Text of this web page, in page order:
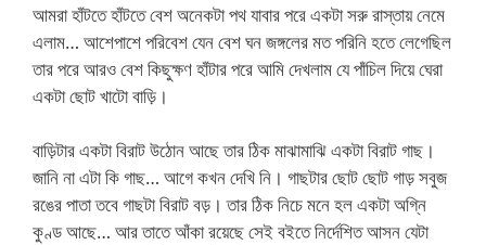
আমরা হাঁটতে হাঁটতে বেশ অনেকটা পথ যাবার পরে একটা সরু রাস্তায় নেমে
এলাম… আশেপাশে পরিবেশ যেন বেশ ঘন জঙ্গলের মত পরিনি হতে লেগেছিল
তার পরে আরও বেশ কিছুক্ষণ হাঁটার পরে আমি দেখলাম যে পাঁচিল দিয়ে ঘেরা
একটা ছোট খাটো বাড়ি।
বাড়িটার একটা বিরাট উঠোন আছে তার ঠিক মাঝামাঝি একটা বিরাট গাছ।
জানি না এটা কি গাছ… আগে কখন দেখি নি। গাছটার ছোট ছোট গাড় সবুজ
রঙের পাতা তবে গাছটা বিরাট বড়। তার ঠিক নিচে মনে হল একটা অগ্নি
কুণ্ড আছে… আর তাতে আঁকা রয়েছে সেই বইতে নির্দেশিত আসন যেটা